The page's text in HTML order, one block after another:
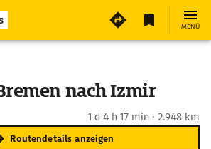
MENÜ
nach Izmir
1 d 4 h 17 min · 2.948 km
Routendetails anzeigen